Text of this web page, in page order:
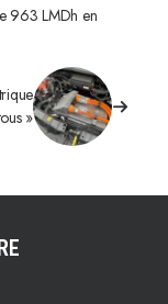
963 LMDh en
»